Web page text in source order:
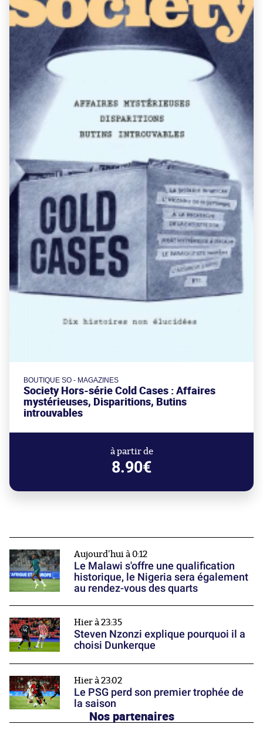
BOUTIQUE SO - MAGAZINES
Society Hors-série Cold Cases : Affaires
mystérieuses, Disparitions, Butins
introuvables
à partir de
8.90€
Aujourd'hui à 0:12
Le Malawi s'offre une qualification
historique, le Nigeria sera également
au rendez-vous des quarts
Hier à 23:35
Steven Nzonzi explique pourquoi il a
choisi Dunkerque
Hier à 23:02
Le PSG perd son premier trophée de
la saison
Nos partenaires